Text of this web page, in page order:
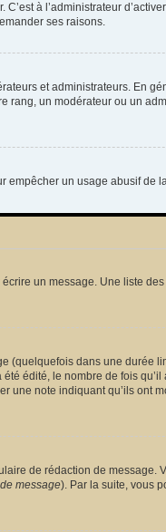
à l’administrateur
ses raisons.
et administrateurs. En
rang, un modérateur ou un
empêcher un usage abusif de
un message. Une liste
(quelquefois dans une durée
édité, le nombre de fois
note indiquant qu’ils ont
de rédaction de message.
message). Par la suite, vous